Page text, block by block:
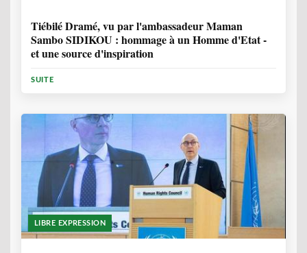
Tiébilé Dramé, vu par l'ambassadeur Maman
Sambo SIDIKOU : hommage à un Homme d'Etat -
et une source d'inspiration
SUITE
LIBRE EXPRESSION